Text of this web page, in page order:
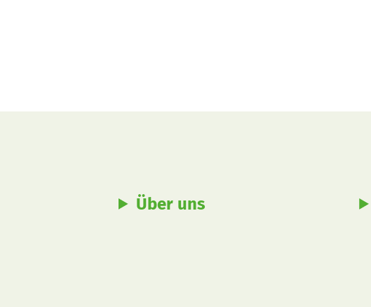
Über uns